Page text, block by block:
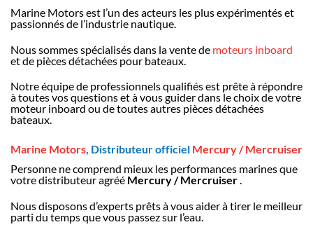
Marine Motors est l’un des acteurs les plus expérimentés et
passionnés de l’industrie nautique.
Nous sommes spécialisés dans la vente de moteurs inboard
et de pièces détachées pour bateaux.
Notre équipe de professionnels qualifiés est prête à répondre
à toutes vos questions et à vous guider dans le choix de votre
moteur inboard ou de toutes autres pièces détachées
bateaux.
Marine Motors, Distributeur officiel Mercury / Mercruiser
Personne ne comprend mieux les performances marines que
votre distributeur agréé Mercury / Mercruiser.
Nous disposons d’experts prêts à vous aider à tirer le meilleur
parti du temps que vous passez sur l’eau.